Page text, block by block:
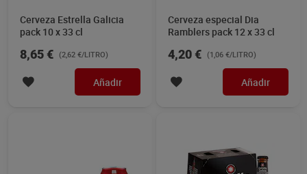
Cerveza Estrella Galicia
pack 10 x 33 cl
8,65 € (2,62 €/LITRO)
Añadir
Cerveza especial Dia
Ramblers pack 12 x 33 cl
4,20 € (1,06 €/LITRO)
Añadir